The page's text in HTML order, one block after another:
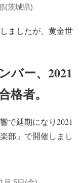
(茨城県)
ましたが、黄金世
バー、2021
格者。
で延期になり2021
部」で開催しまし